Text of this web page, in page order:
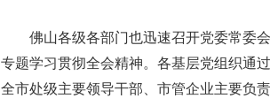
佛山各级各部门也迅速召开党委常委会
专题学习贯彻全会精神。各基层党组织通
全市处级主要领导干部、市管企业主要负